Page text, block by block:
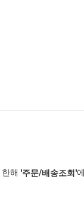
해 '주문/배송조회'